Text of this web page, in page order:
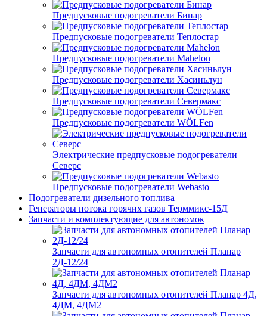
Предпусковые подогреватели Бинар
Предпусковые подогреватели Теплостар
Предпусковые подогреватели Mahelon
Предпусковые подогреватели Хасиньлун
Предпусковые подогреватели Севермакс
Предпусковые подогреватели WÖLFen
Электрические предпусковые подогреватели
Северс
Предпусковые подогреватели Webasto
Подогреватели дизельного топлива
Генераторы потока горячих газов Терммикс-15Д
Запчасти и комплектующие для автономок
Запчасти для автономных отопителей Планар
2Д-12/24
Запчасти для автономных отопителей Планар 4Д,
4ДМ, 4ДМ2